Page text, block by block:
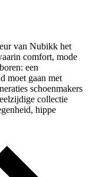
van Nubikk het
comfort, mode
een
moet gaan met
schoenmakers
collectie
hippe